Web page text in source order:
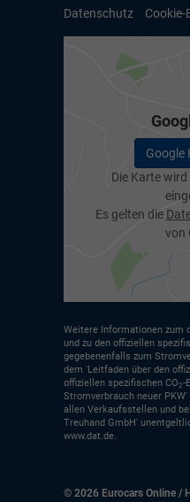
Datenschutz
Cookie-
Google
Die Karte
Es gelten die
von
Weitere Informationen zum
und zu den offiziellen
gegebenenfalls zum
dem 'Leitfaden über den
offiziellen spezifischen CO2-
Stromverbrauch neuer
allen Verkaufsstellen und
Treuhand GmbH'
www.dat.de.
© 2026 Eurocars Online /